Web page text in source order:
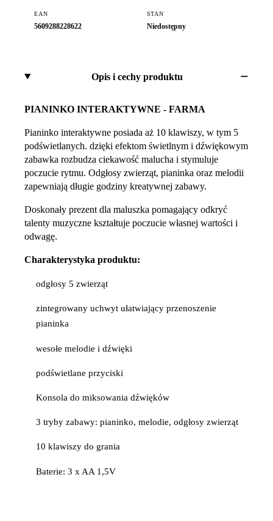
EAN
5609288228622
STAN
Niedostępny
Opis i cechy produktu
PIANINKO INTERAKTYWNE - FARMA
Pianinko interaktywne posiada aż 10 klawiszy, w tym 5
podświetlanych. dzięki efektom świetlnym i dźwiękowym
zabawka rozbudza ciekawość malucha i stymuluje
poczucie rytmu. Odgłosy zwierząt, pianinka oraz melodii
zapewniają długie godziny kreatywnej zabawy.
Doskonały prezent dla maluszka pomagający odkryć
talenty muzyczne kształtuje poczucie własnej wartości i
odwagę.
Charakterystyka produktu:
odgłosy 5 zwierząt
zintegrowany uchwyt ułatwiający przenoszenie
pianinka
wesołe melodie i dźwięki
podświetlane przyciski
Konsola do miksowania dźwięków
3 tryby zabawy: pianinko, melodie, odgłosy zwierząt
10 klawiszy do grania
Baterie: 3 x AA 1,5V